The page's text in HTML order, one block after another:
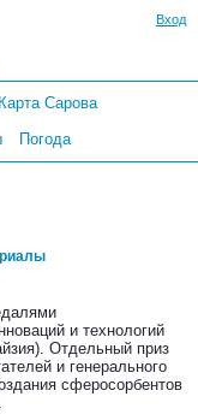
Вход
Карта Сарова
Погода
и технологий
Отдельный приз
и генерального
сферосорбентов